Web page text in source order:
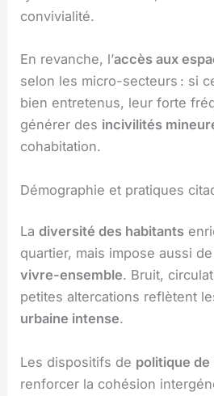
convivialité.
En revanche, l’accès aux
selon les micro-secteurs : si
bien entretenus, leur forte
générer des incivilités
cohabitation.
Démographie et pratiques
Ladiversité des habitants
quartier, mais impose aussi
vivre-ensemble. Bruit,
petites altercations reflètent
urbaine intense.
Les dispositifs de politique de
renforcer la cohésion